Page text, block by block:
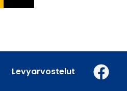
Levyarvostelut